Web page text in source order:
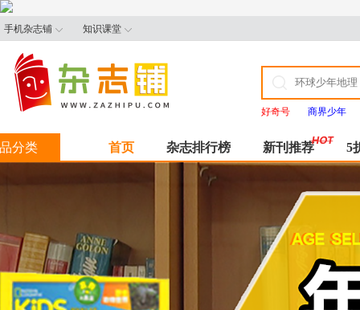
手机杂志铺 知识课堂
好奇号 商界少年
分类 首页 杂志排行榜 新刊推荐 5